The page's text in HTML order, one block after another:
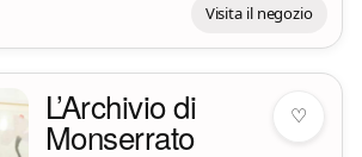
Visita il negozio
♡
L’Archivio di
Monserrato